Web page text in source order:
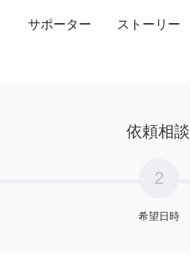
サポーター ストーリー
ンテリア 趣味・習い事
依頼相談
2
希望日時